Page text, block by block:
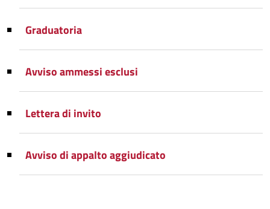
Graduatoria
Avviso ammessi esclusi
Lettera di invito
Avviso di appalto aggiudicato